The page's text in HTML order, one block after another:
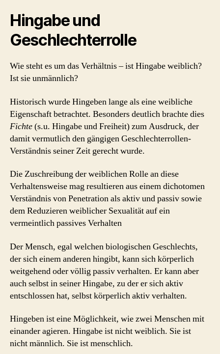
Hingabe und
Geschlechterrolle
Wie steht es um das Verhältnis – ist Hingabe weiblich?
Ist sie unmännlich?
Historisch wurde Hingeben lange als eine weibliche
Eigenschaft betrachtet. Besonders deutlich brachte dies
Fichte(s.u. Hingabe und Freiheit) zum Ausdruck, der
damit vermutlich den gängigen Geschlechterrollen-
Verständnis seiner Zeit gerecht wurde.
Die Zuschreibung der weiblichen Rolle an diese
Verhaltensweise mag resultieren aus einem dichotomen
Verständnis von Penetration als aktiv und passiv sowie
dem Reduzieren weiblicher Sexualität auf ein
vermeintlich passives Verhalten
Der Mensch, egal welchen biologischen Geschlechts,
der sich einem anderen hingibt, kann sich körperlich
weitgehend oder völlig passiv verhalten. Er kann aber
auch selbst in seiner Hingabe, zu der er sich aktiv
entschlossen hat, selbst körperlich aktiv verhalten.
Hingeben ist eine Möglichkeit, wie zwei Menschen mit
einander agieren. Hingabe ist nicht weiblich. Sie ist
nicht männlich. Sie ist menschlich.